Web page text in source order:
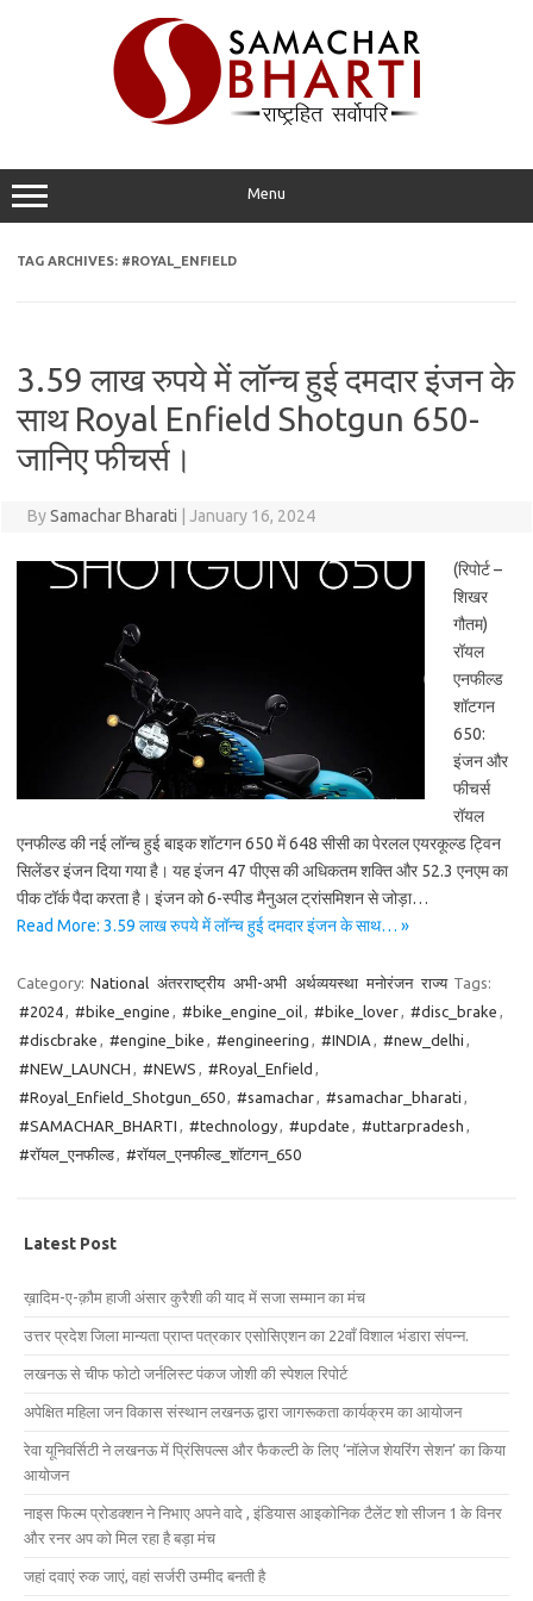
Menu
TAG ARCHIVES: #ROYAL_ENFIELD
3.59 लाख रुपये में लॉन्च हुई दमदार इंजन के
साथ Royal Enfield Shotgun 650-
जानिए फीचर्स।
BySamachar Bharati January 16, 2024
(रिपोर्ट –
शिखर
गौतम)
रॉयल
एनफील्ड
शॉटगन
650:
इंजन और
फीचर्स
रॉयल
एनफील्ड की नई लॉन्च हुई बाइक शॉटगन 650 में 648 सीसी का पेरलल एयरकूल्ड ट्विन
सिलेंडर इंजन दिया गया है। यह इंजन 47 पीएस की अधिकतम शक्ति और 52.3 एनएम का
पीक टॉर्क पैदा करता है। इंजन को 6-स्पीड मैनुअल ट्रांसमिशन से जोड़ा…
Read More: 3.59 लाख रुपये में लॉन्च हुई दमदार इंजन के साथ… »
Category: National अंतरराष्ट्रीय अभी-अभी अर्थव्ययस्था मनोरंजन राज्य Tags:
#2024, #bike_engine , #bike_engine_oil, #bike_lover, #disc_brake ,
#discbrake , #engine_bike , #engineering , #INDIA , #new_delhi ,
#NEW_LAUNCH , #NEWS , #Royal_Enfield ,
#Royal_Enfield_Shotgun_650, #samachar, #samachar_bharati ,
#SAMACHAR_BHARTI , #technology, #update , #uttarpradesh ,
#रॉयल_एनफील्ड, #रॉयल_एनफील्ड_शॉटगन_650
Latest Post
ख़ादिम-ए-क़ौम हाजी अंसार कुरैशी की याद में सजा सम्मान का मंच
उत्तर प्रदेश जिला मान्यता प्राप्त पत्रकार एसोसिएशन का 22वाँ विशाल भंडारा संपन्न.
लखनऊ से चीफ फोटो जर्नलिस्ट पंकज जोशी की स्पेशल रिपोर्ट
अपेक्षित महिला जन विकास संस्थान लखनऊ द्वारा जागरूकता कार्यक्रम का आयोजन
रेवा यूनिवर्सिटी ने लखनऊ में प्रिंसिपल्स और फैकल्टी के लिए ‘नॉलेज शेयरिंग सेशन’ का किया
आयोजन
नाइस फिल्म प्रोडक्शन ने निभाए अपने वादे , इंडियास आइकोनिक टैलेंट शो सीजन 1 के विनर
और रनर अप को मिल रहा है बड़ा मंच
जहां दवाएं रुक जाएं, वहां सर्जरी उम्मीद बनती है